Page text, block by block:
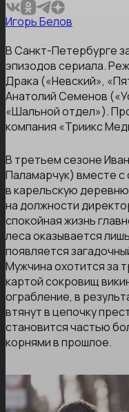
Игорь Белов
В Санкт-Петербурге
эпизодов сериала.
Драка («Невский»,
Анатолий Семенов
«Шальной отдел»).
компания «Триикс
В третьем сезоне
Паламарчук) вместе
в карельскую
на должности
спокойная жизнь
леса оказывается
появляется
Мужчина охотится за
картой сокровищ
ограбление, в
втянут в цепочку
становится частью
корнями в прошлое.